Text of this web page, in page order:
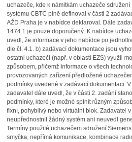
uchazeče, kde k námitkám uchazeče
systému CBTC plně definoval v části 2
AŽD Praha je v nabídce deklaroval. Dále
1474.1 je pouze doporučený. K nabídce
uvedl, že informace v jeho nabídce po
dle čl. 4.1. b) zadávací dokumentace jsou
ostatní uchazeči (např. v oblasti EZS) využil
způsobem, přičemž informace o všech
provozovaných zařízení předložené
podmínky uvedené v zadávací dokumentaci.
zadavatel dále uvedl, že v části 2. zadání
podmínky, které je možné splnit různým
fixní, pohyblivý nebo virtuální blok. Zadavatel
neupřednostnil žádný systém ani neuvedl
Termíny použité uchazečem sdružení
smyčka, nepřímá komunikace, kombinace